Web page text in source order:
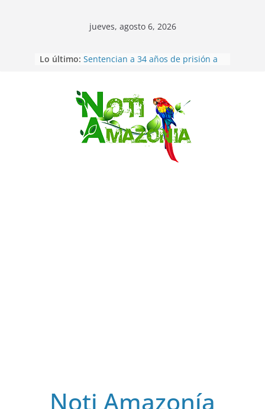
Saltar
jueves, agosto 6, 2026
Lo último: Ecuador: dos jóvenes de 22 años
Sentencian a 34 años de prisión a
implicados en caso de Alison,
oriunda de Tena
Vozinha, el arquero sensación de
cabo Verde, ya llegó para
incorporarse a Colo Colo de Chile
Pastaza: la parroquia Diez de
Noti Amazonía